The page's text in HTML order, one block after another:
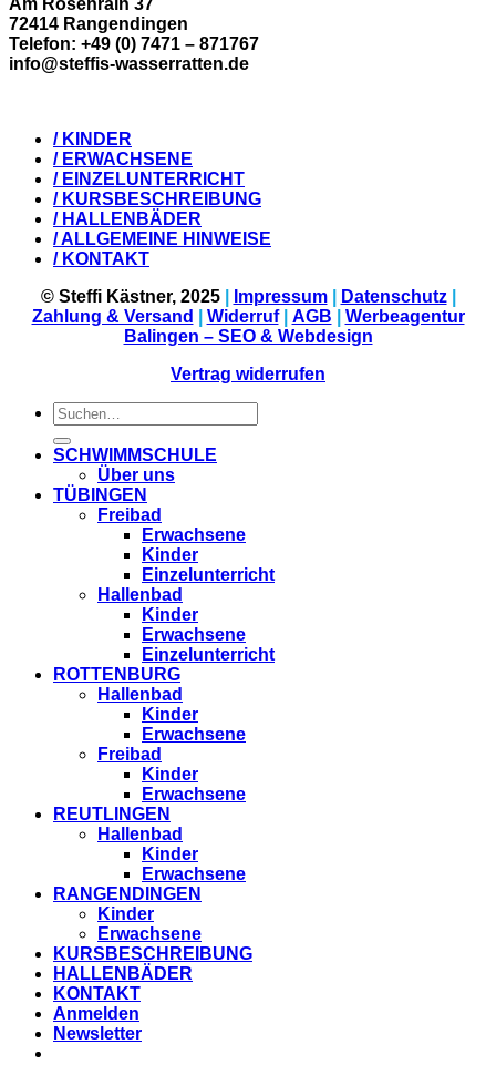
Am Rosenrain 37
72414 Rangendingen
Telefon: +49 (0) 7471 – 871767
info@steffis-wasserratten.de
/ KINDER
/ ERWACHSENE
/ EINZELUNTERRICHT
/ KURSBESCHREIBUNG
/ HALLENBÄDER
/ ALLGEMEINE HINWEISE
/ KONTAKT
© Steffi Kästner, 2025
Impressum Datenschutz
Zahlung & Versand
Widerruf AGB
Werbeagentur
Balingen – SEO & Webdesign
Vertrag widerrufen
Suchen
nach:
SCHWIMMSCHULE
Über uns
TÜBINGEN
Freibad
Erwachsene
Kinder
Einzelunterricht
Hallenbad
Kinder
Erwachsene
Einzelunterricht
ROTTENBURG
Hallenbad
Kinder
Erwachsene
Freibad
Kinder
Erwachsene
REUTLINGEN
Hallenbad
Kinder
Erwachsene
RANGENDINGEN
Kinder
Erwachsene
KURSBESCHREIBUNG
HALLENBÄDER
KONTAKT
Anmelden
Newsletter